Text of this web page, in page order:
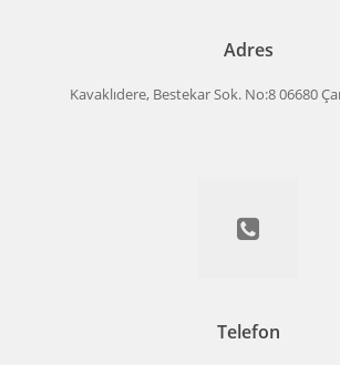
Adres
Kavaklıdere, Bestekar Sok. No:8 06680
Telefon